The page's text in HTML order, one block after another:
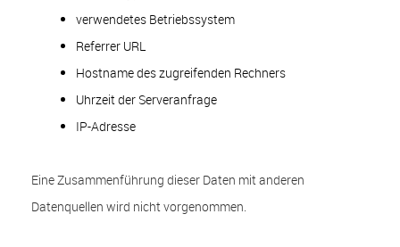
verwendetes Betriebssystem
Referrer URL
Hostname des zugreifenden Rechners
Uhrzeit der Serveranfrage
IP-Adresse
Eine Zusammenführung dieser Daten mit anderen
Datenquellen wird nicht vorgenommen.